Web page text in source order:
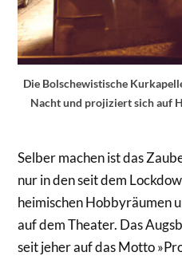
Die Bolschewistische
Nacht und projiziert sich auf
Selber machen ist das
nur in den seit dem
heimischen Hobbyräumen
auf dem Theater. Das
seit jeher auf das Motto